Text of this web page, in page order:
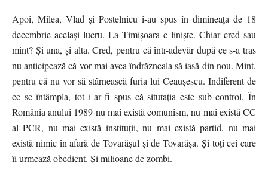
Apoi, Milea, Vlad și Postelnicu i-au spus în dimineața de 18
decembrie același lucru. La Timișoara e liniște. Chiar cred sau
mint? Și una, și alta. Cred, pentru că într-adevăr după ce s-a tras
nu anticipează că vor mai avea îndrăzneala să iasă din nou. Mint,
pentru că nu vor să stârnească furia lui Ceaușescu. Indiferent de
ce se întâmpla, tot i-ar fi spus că situtația este sub control. În
România anului 1989 nu mai există comunism, nu mai există CC
al PCR, nu mai există instituții, nu mai există partid, nu mai
există nimic în afară de Tovarășul și de Tovarășa. Și toți cei care
îi urmează obedient. Și milioane de zombi.